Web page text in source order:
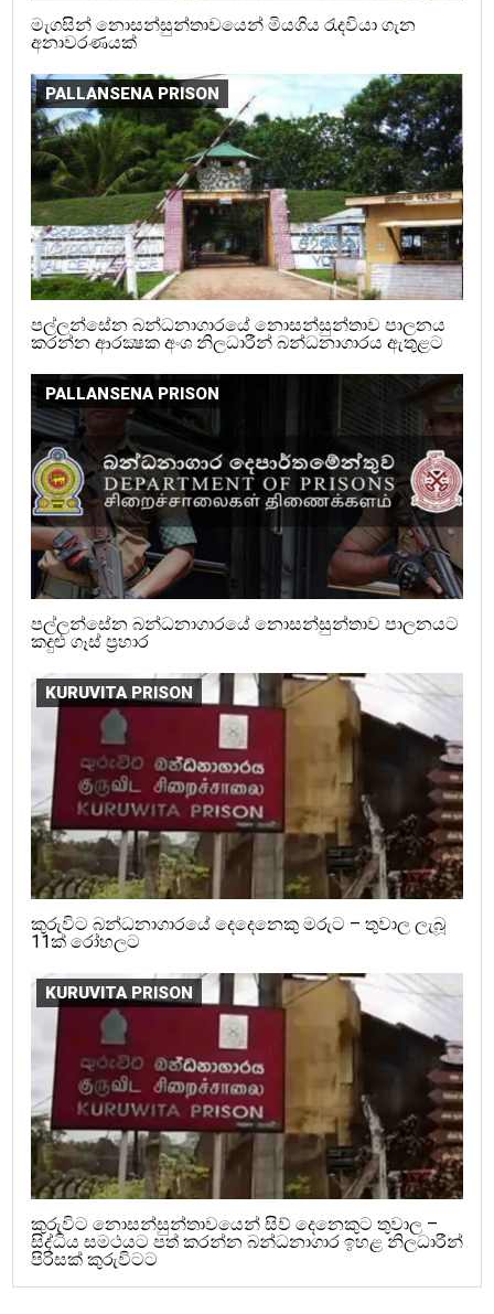
මැගසින් නොසන්සුන්තාවයෙන් මියගිය රැදවියා ගැන
අනාවරණයක්
PALLANSENA PRISON
පල්ලන්සේන බන්ධනාගාරයේ නොසන්සුන්තාව පාලනය
කරන්න ආරක්‍ෂක අංශ නිලධාරීන් බන්ධනාගාරය ඇතුළට
PALLANSENA PRISON
පල්ලන්සේන බන්ධනාගාරයේ නොසන්සුන්තාව පාලනයට
කදුළු ගෑස් ප්‍රහාර
KURUVITA PRISON
කුරුවිට බන්ධනාගාරයේ දෙදෙනෙකු මරුට – තුවාල ලැබූ
11ක් රෝහලට
KURUVITA PRISON
කුරුවිට නොසන්සුන්තාවයෙන් සිව් දෙනෙකුට තුවාල –
සිද්ධිය සමථයට පත් කරන්න බන්ධනාගාර ඉහළ නිලධාරීන්
පිරිසක් කුරුවිටට